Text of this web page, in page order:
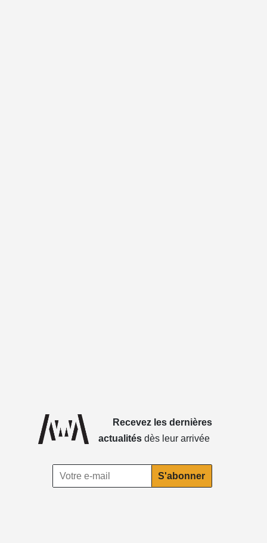
Recevez les dernières
actualités dès leur arrivée